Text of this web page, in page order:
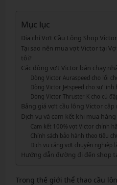
Mục lục
Địa chỉ Vợt Cầu Lông Shop
Tại sao nên mua vợt Victor tại
tôi?
Các dòng vợt Victor bán chạy
Dòng Victor Auraspeed cho lối
Dòng Victor Jetspeed cho sự linh
Dòng Victor Thruster K cho cú
Bảng giá vợt cầu lông Victor
Dịch vụ và cam kết khi mua
Cam kết 100% vợt Victor chính
Chính sách bảo hành theo tiêu
Dịch vụ căng vợt chuyên nghiệp
Hướng dẫn đường đi đến shop
Trong thế giới thể thao cầu